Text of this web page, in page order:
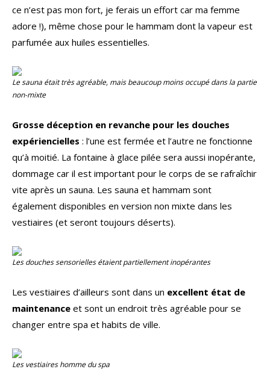
ce n’est pas mon fort, je ferais un effort car ma femme
adore !), même chose pour le hammam dont la vapeur est
parfumée aux huiles essentielles.
Le sauna était très agréable, mais beaucoup moins occupé dans la partie
non-mixte
Grosse déception en revanche pour les douches
expériencielles : l’une est fermée et l’autre ne fonctionne
qu’à moitié. La fontaine à glace pilée sera aussi inopérante,
dommage car il est important pour le corps de se rafraîchir
vite après un sauna. Les sauna et hammam sont
également disponibles en version non mixte dans les
vestiaires (et seront toujours déserts).
Les douches sensorielles étaient partiellement inopérantes
Les vestiaires d’ailleurs sont dans un excellent état de
maintenance et sont un endroit très agréable pour se
changer entre spa et habits de ville.
Les vestiaires homme du spa